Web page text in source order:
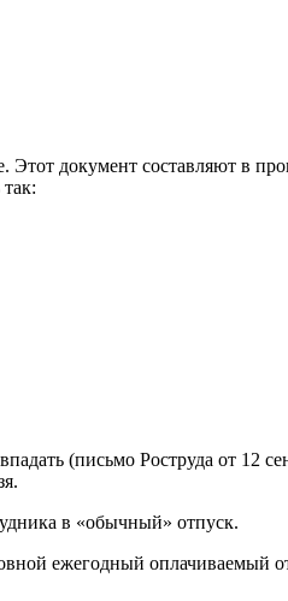
документ составляют в
(письмо Роструда от 12
в «обычный» отпуск.
ежегодный оплачиваемый